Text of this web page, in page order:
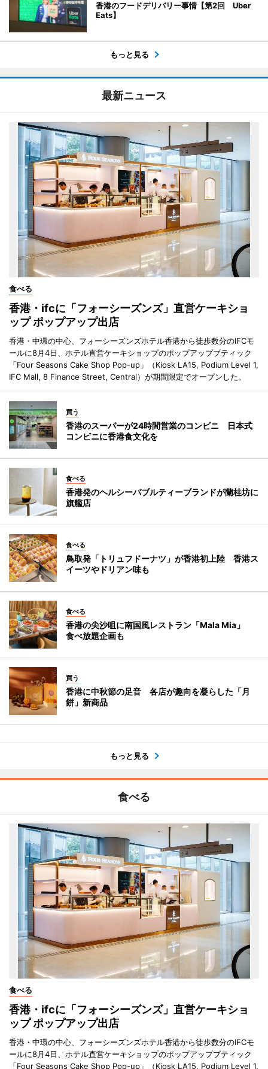
香港のフードデリバリー事情【第2回 Uber
Eats】
もっと見る
最新ニュース
食べる
香港・ifcに「フォーシーズンズ」直営ケーキショ
ップ ポップアップ出店
香港・中環の中心、フォーシーズンズホテル香港から徒歩数分のIFCモ
ールに8月4日、ホテル直営ケーキショップのポップアップブティック
「Four Seasons Cake Shop Pop-up」（Kiosk LA15, Podium Level 1,
IFC Mall, 8 Finance Street, Central）が期間限定でオープンした。
買う
香港のスーパーが24時間営業のコンビニ 日本式
コンビニに香港食文化を
食べる
香港発のヘルシーバブルティーブランドが蘭桂坊に
旗艦店
食べる
鳥取発「トリュフドーナツ」が香港初上陸 香港ス
イーツやドリアン味も
食べる
香港の尖沙咀に南国風レストラン「Mala Mia」
食べ放題企画も
買う
香港に中秋節の足音 各店が趣向を凝らした「月
餅」新商品
もっと見る
食べる
食べる
香港・ifcに「フォーシーズンズ」直営ケーキショ
ップ ポップアップ出店
香港・中環の中心、フォーシーズンズホテル香港から徒歩数分のIFCモ
ールに8月4日、ホテル直営ケーキショップのポップアップブティック
「Four Seasons Cake Shop Pop-up」（Kiosk LA15, Podium Level 1,